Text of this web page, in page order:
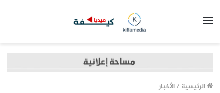
الرئيسية /الأخبار